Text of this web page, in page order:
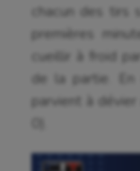
chacun des tirs
premières
cueillir à froid
de la partie.
parvient à